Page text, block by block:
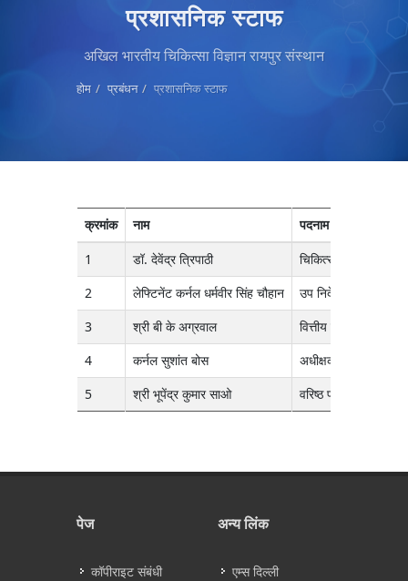
प्रशासनिक स्टाफ
अखिल भारतीय चिकित्सा विज्ञान रायपुर संस्थान
होम प्रबंधन प्रशासनिक स्टाफ
क्रमांक नाम
पदनाम
1
डॉ. देवेंद्र त्रिपाठी
चिकित्सा अधीक्षक
2
लेफ्टिनेंट कर्नल धर्मवीर सिंह चौहान
उप निदेशक प्रशासन
3
श्री बी के अग्रवाल
वित्तीय सलाहकार
4
कर्नल सुशांत बोस
अधीक्षक अभियंता
5
श्री भूपेंद्र कुमार साओ वरिष्ठ प्रशासनिक
पेज
कॉपीराइट संबंधी
अन्य लिंक
एम्स दिल्ली